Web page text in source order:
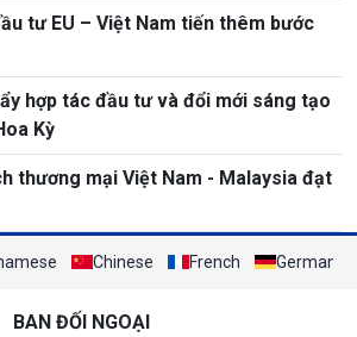
tư EU – Việt Nam tiến thêm bước
hợp tác đầu tư và đổi mới sáng tạo
Kỳ
thương mại Việt Nam - Malaysia đạt
Chinese French German
BAN ĐỐI NGOẠI